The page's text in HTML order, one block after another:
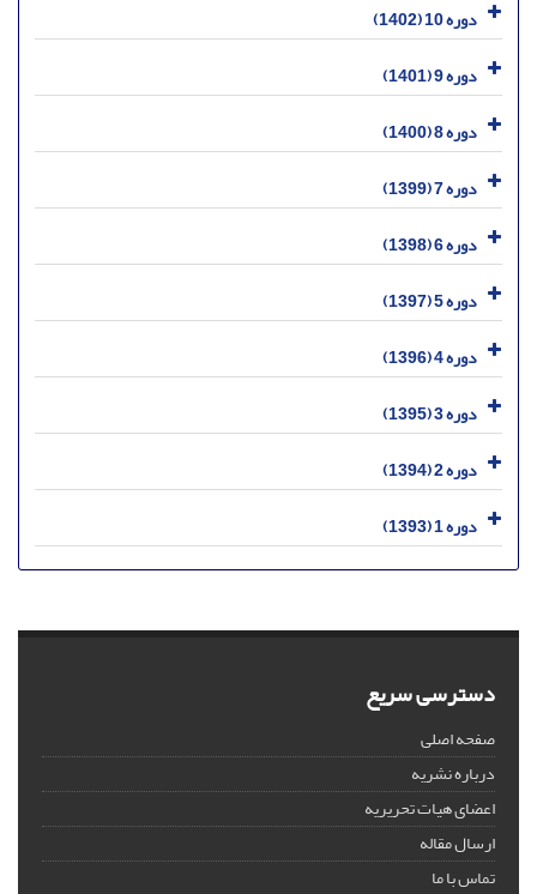
دوره 10 (1402)
دوره 9 (1401)
دوره 8 (1400)
دوره 7 (1399)
دوره 6 (1398)
دوره 5 (1397)
دوره 4 (1396)
دوره 3 (1395)
دوره 2 (1394)
دوره 1 (1393)
دسترسی سریع
صفحه اصلی
درباره نشریه
اعضای هیات تحریریه
ارسال مقاله
تماس با ما